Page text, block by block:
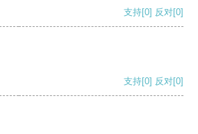
支持[0] 反对[0]
支持[0] 反对[0]